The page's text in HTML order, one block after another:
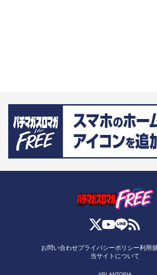
お問い合わせプライバシーポリシー利用
当サイトについて